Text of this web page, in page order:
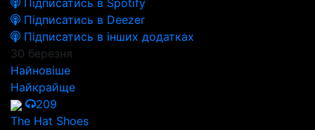
Підписатись в Spotify
Підписатись в Deezer
Підписатись в інших додатках
30 березня
Найновіше
Найкрайще
209
The Hat Shoes